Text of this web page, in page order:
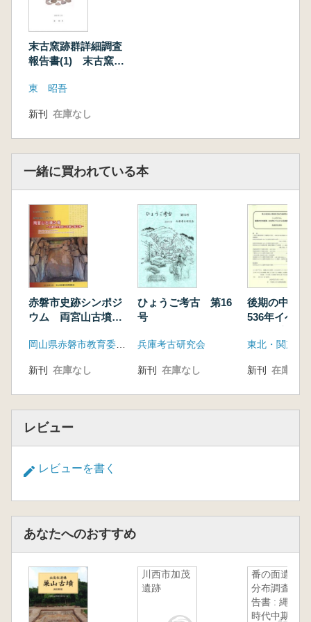
末古窯跡群詳細調査
報告書(1) 末古窯跡
東 昭吾
新刊 在庫なし
一緒に買われている本
赤磐市史跡シンポジ
ウム 両宮山古墳以
赤磐と倭王権
新刊 在庫なし
ひょうご考古 第16
号
兵庫考古研究会
新刊 在庫なし
後期の中の
536年イベン
り
新刊 在庫なし
レビュー
レビューを書く
あなたへのおすすめ
川西市加茂
遺跡
番の面遺跡
分布調査報
告書 : 縄文
時代中期の